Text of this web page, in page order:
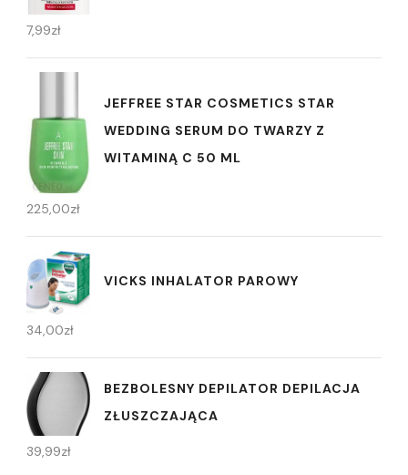
7,99zł
JEFFREE STAR COSMETICS STAR
WEDDING SERUM DO TWARZY Z
WITAMINĄ C 50 ML
225,00zł
VICKS INHALATOR PAROWY
34,00zł
BEZBOLESNY DEPILATOR DEPILACJA
ZŁUSZCZAJĄCA
39,99zł